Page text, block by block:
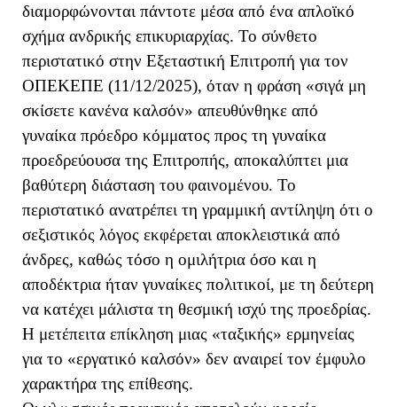
διαμορφώνονται πάντοτε μέσα από ένα απλοϊκό
σχήμα ανδρικής επικυριαρχίας. Το σύνθετο
περιστατικό στην Εξεταστική Επιτροπή για τον
ΟΠΕΚΕΠΕ (11/12/2025), όταν η φράση «σιγά μη
σκίσετε κανένα καλσόν» απευθύνθηκε από
γυναίκα πρόεδρο κόμματος προς τη γυναίκα
προεδρεύουσα της Επιτροπής, αποκαλύπτει μια
βαθύτερη διάσταση του φαινομένου. Το
περιστατικό ανατρέπει τη γραμμική αντίληψη ότι ο
σεξιστικός λόγος εκφέρεται αποκλειστικά από
άνδρες, καθώς τόσο η ομιλήτρια όσο και η
αποδέκτρια ήταν γυναίκες πολιτικοί, με τη δεύτερη
να κατέχει μάλιστα τη θεσμική ισχύ της προεδρίας.
Η μετέπειτα επίκληση μιας «ταξικής» ερμηνείας
για το «εργατικό καλσόν» δεν αναιρεί τον έμφυλο
χαρακτήρα της επίθεσης.